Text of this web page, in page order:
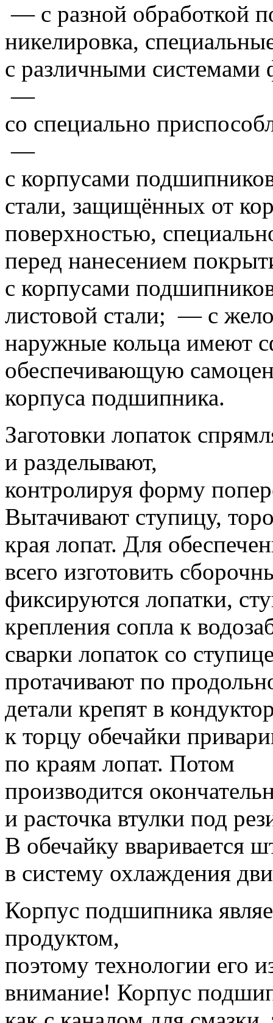
— с разной обработкой
никелировка,
с различными системами
—
со специально
—
с корпусами
стали, защищённых от
поверхностью,
перед нанесением
с корпусами
листовой стали; — с
наружные кольца имеют
обеспечивающую
корпуса подшипника.
Заготовки лопаток
и разделывают,
контролируя форму
Вытачивают ступицу,
края лопат. Для
всего изготовить
фиксируются лопатки,
крепления сопла к
сварки лопаток со
протачивают по
детали крепят в
к торцу обечайки
по краям лопат. Потом
производится
и расточка втулки под
В обечайку вваривается
в систему охлаждения
Корпус подшипника
продуктом,
поэтому технологии его
внимание! Корпус